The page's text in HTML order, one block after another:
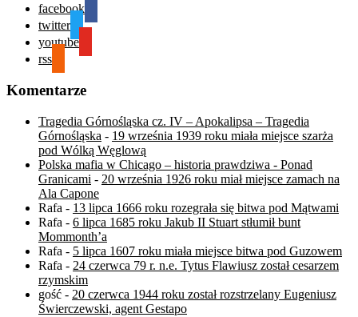
facebook
twitter
youtube
rss
Komentarze
Tragedia Górnośląska cz. IV – Apokalipsa – Tragedia
Górnośląska - 19 września 1939 roku miała miejsce szarża
pod Wólką Węglową
Polska mafia w Chicago – historia prawdziwa - Ponad
Granicami - 20 września 1926 roku miał miejsce zamach na
Ala Capone
Rafa - 13 lipca 1666 roku rozegrała się bitwa pod Mątwami
Rafa - 6 lipca 1685 roku Jakub II Stuart stłumił bunt
Mommonth’a
Rafa - 5 lipca 1607 roku miała miejsce bitwa pod Guzowem
Rafa - 24 czerwca 79 r. n.e. Tytus Flawiusz został cesarzem
rzymskim
gość - 20 czerwca 1944 roku został rozstrzelany Eugeniusz
Świerczewski, agent Gestapo